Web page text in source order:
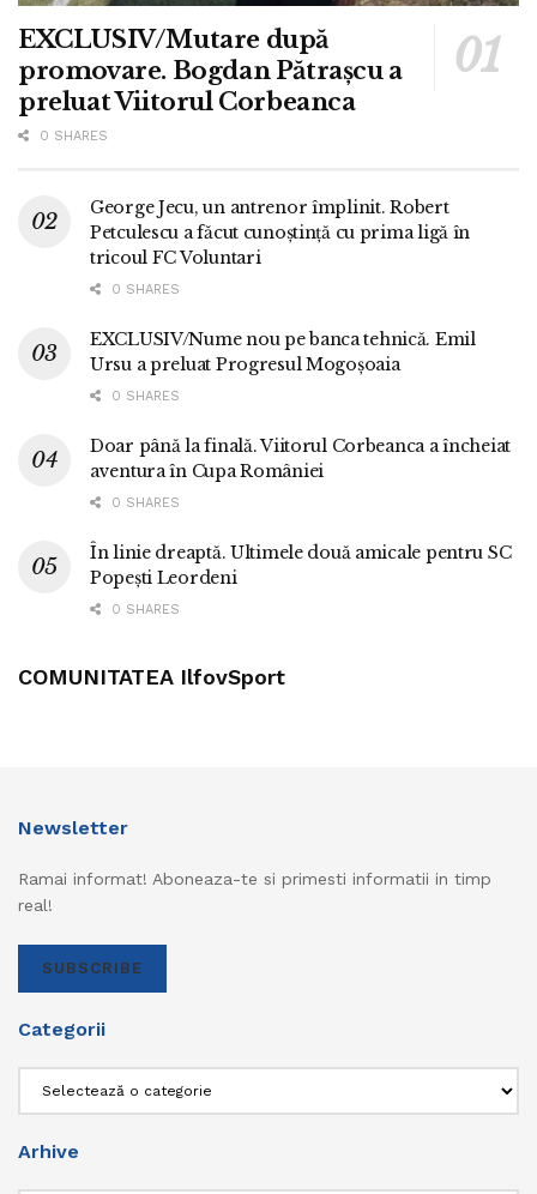
EXCLUSIV/Mutare după
promovare. Bogdan Pătrașcu a
preluat Viitorul Corbeanca
0 SHARES
George Jecu, un antrenor împlinit. Robert
Petculescu a făcut cunoștință cu prima ligă în
tricoul FC Voluntari
0 SHARES
EXCLUSIV/Nume nou pe banca tehnică. Emil
Ursu a preluat Progresul Mogoșoaia
0 SHARES
Doar până la finală. Viitorul Corbeanca a încheiat
aventura în Cupa României
0 SHARES
În linie dreaptă. Ultimele două amicale pentru SC
Popești Leordeni
0 SHARES
COMUNITATEA IlfovSport
Newsletter
Ramai informat! Aboneaza-te si primesti informatii in timp
real!
SUBSCRIBE
Categorii
Arhive